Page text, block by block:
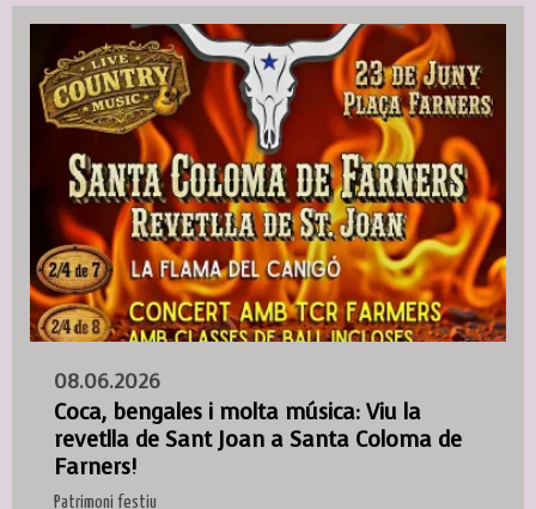
08.06.2026
Coca, bengales i molta música: Viu la
revetlla de Sant Joan a Santa Coloma de
Farners!
Patrimoni festiu